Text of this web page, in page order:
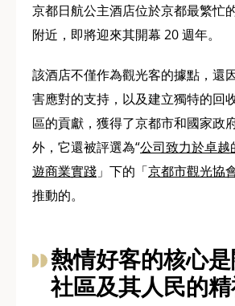
京都日航公主酒店位於京都最繁忙
附近，即將迎來其開幕 20 週年。
該酒店不僅作為觀光客的據點，還
害應對的支持，以及建立獨特的回
區的貢獻，獲得了京都市和國家政
外，它還被評選為“公司致力於卓越
遊商業實踐 」下的「京都市觀光協
推動的。
熱情好客的核心
社區及其人民的